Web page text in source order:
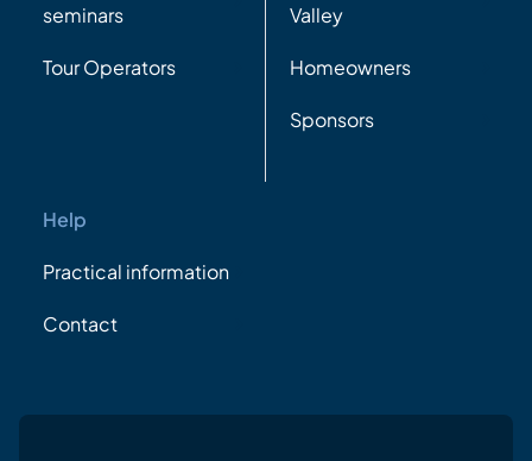
seminars
Tour Operators
Valley
Homeowners
Sponsors
Help
Practical information
Contact